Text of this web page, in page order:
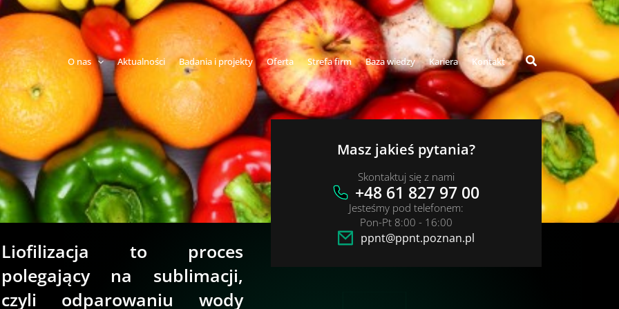
O nas Aktualności Badania i projekty Oferta Strefa firm Baza wiedzy Kariera Kontakt
Liofilizacja to proces
polegający na sublimacji,
czyli odparowaniu wody
Masz jakieś pytania?
Skontaktuj się z nami
+48 61 827 97 00
Jesteśmy pod telefonem:
Pon-Pt 8:00 - 16:00
ppnt@ppnt.poznan.pl